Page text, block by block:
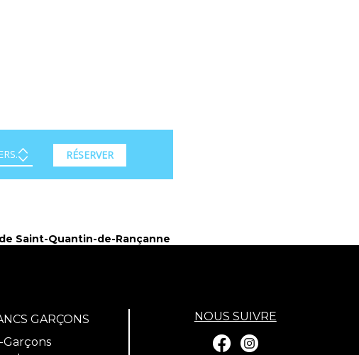
RÉSERVER
Saint-Quantin-de-Rançanne
GARÇONS
Garçons
NOUS SUIVRE